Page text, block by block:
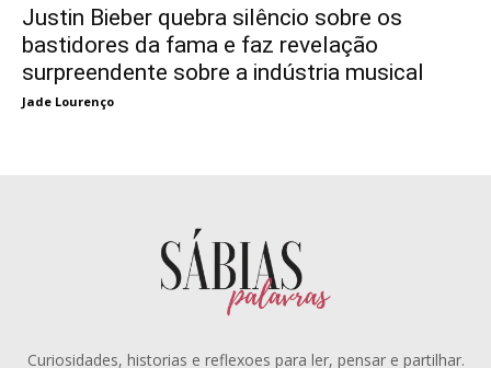
Justin Bieber quebra silêncio sobre os
bastidores da fama e faz revelação
surpreendente sobre a indústria musical
Jade Lourenço
Curiosidades, historias e reflexoes para ler, pensar e partilhar.